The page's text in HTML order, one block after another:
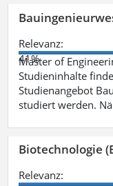
Relevanz:
41%
Master of
Studieninhalte
Studienangebot
studiert werden.
Biotechnologie
Relevanz: